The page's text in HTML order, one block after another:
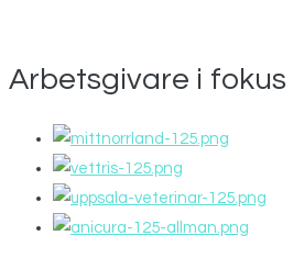
Arbetsgivare i fokus